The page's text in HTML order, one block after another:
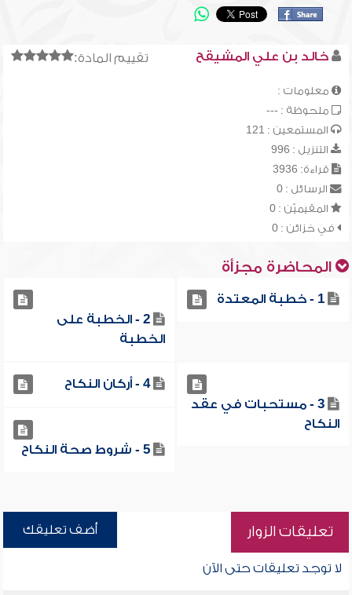
تقييم المادة: خالد بن علي المشيقح
معلومات :
ملحوظة : ---
المستمعين : 121
التنزيل : 996
قراءة: 3936
الرسائل : 0
المقيميّن : 0
في خزائن : 0
المحاضرة مجزأة
1 - خطبة المعتدة
2 - الخطبة على
الخطبة
3 - مستحبات في عقد
النكاح
4 - أركان النكاح
5 - شروط صحة النكاح
تعليقات الزوار أضف تعليقك
لا توجد تعليقات حتى الآن